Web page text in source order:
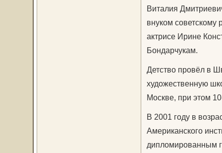
Виталия
внуком советскому
актрисе Ирине
Бондарчукам.
Детство провёл в
художественную
Москве, при этом
В 2001 году в
Американского
дипломированным